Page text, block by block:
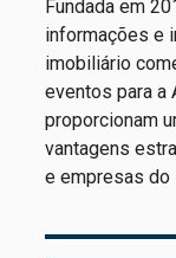
Fundada em
informações e
imobiliário
eventos para a
proporcionam
vantagens
e empresas do